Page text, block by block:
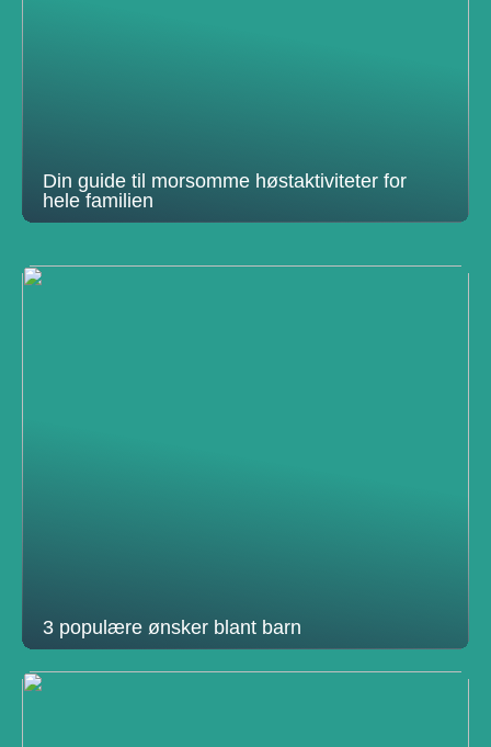
Din guide til morsomme høstaktiviteter for
hele familien
3 populære ønsker blant barn